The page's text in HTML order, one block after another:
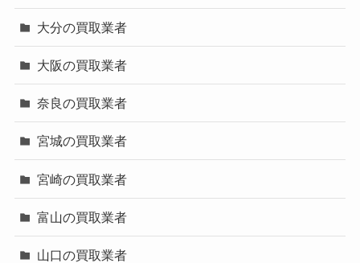
大分の買取業者
大阪の買取業者
奈良の買取業者
宮城の買取業者
宮崎の買取業者
富山の買取業者
山口の買取業者